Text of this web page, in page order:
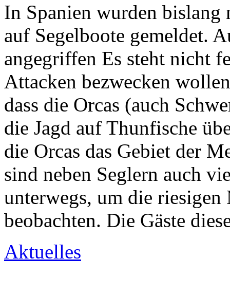
In Spanien wurden bislang
auf Segelboote gemeldet.
angegriffen Es steht nicht
Attacken bezwecken
dass die Orcas (auch
die Jagd auf Thunfische
die Orcas das Gebiet der
sind neben Seglern auch
unterwegs, um die riesigen
beobachten. Die Gäste
Aktuelles